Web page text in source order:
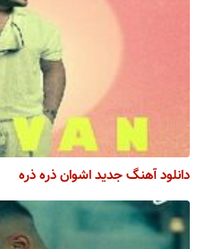
دانلود آهنگ جدید اشوان ذره ذره